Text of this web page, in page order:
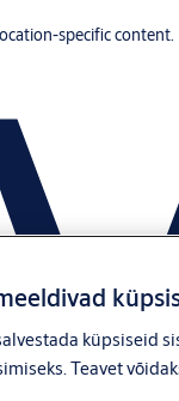
specific content.
küpsiseid
Teavet